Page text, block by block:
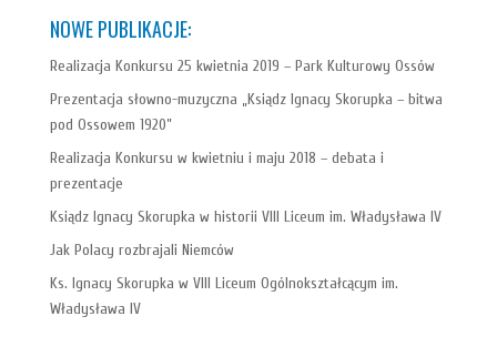
NOWE PUBLIKACJE:
Realizacja Konkursu 25 kwietnia 2019 – Park Kulturowy Ossów
Prezentacja słowno-muzyczna „Ksiądz Ignacy Skorupka – bitwa
pod Ossowem 1920”
Realizacja Konkursu w kwietniu i maju 2018 – debata i
prezentacje
Ksiądz Ignacy Skorupka w historii VIII Liceum im. Władysława IV
Jak Polacy rozbrajali Niemców
Ks. Ignacy Skorupka w VIII Liceum Ogólnokształcącym im.
Władysława IV